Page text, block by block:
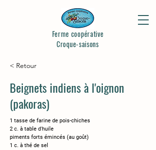
Ferme coopérative
Croque-saisons
< Retour
Beignets indiens à l'oignon
(pakoras)
1 tasse de farine de pois-chiches
2 c. à table d'huile
piments forts émincés (au goût)
1 c. à thé de sel